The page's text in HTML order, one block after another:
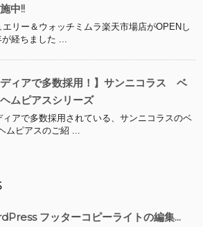
中!!
エリー＆ウォッチミムラ楽天市場店がOPENし
経ちました ...
ディアで多数採用！】サンニコラス ベ
ムピアスシリーズ
ィアで多数採用されている、サンニコラスのベ
ムピアスのご紹 ...
フッターコピーライトの編集...